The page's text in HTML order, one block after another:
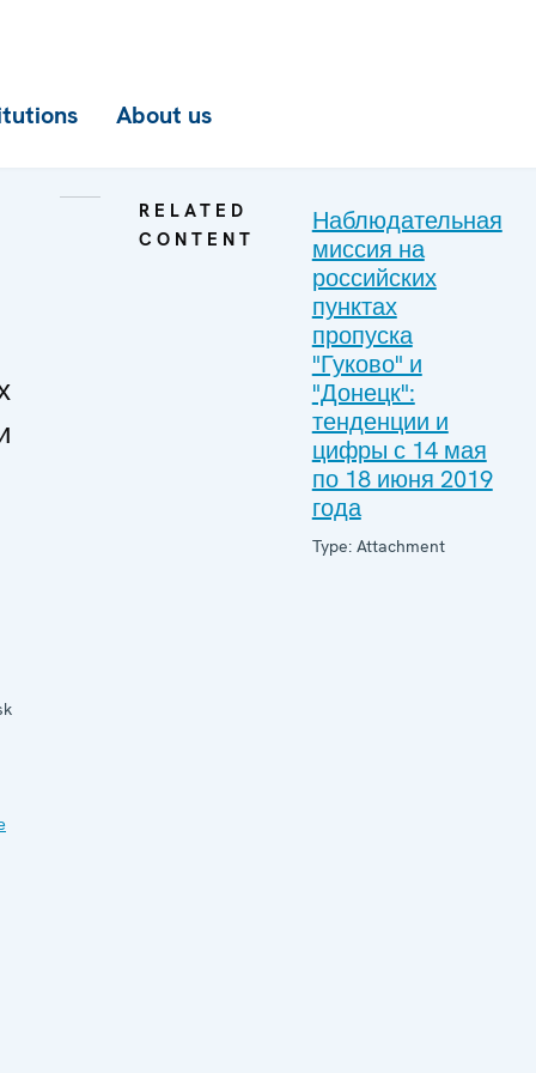
About us
RELATED
CONTENT
Наблюдательная
миссия на
российских
пунктах
пропуска
"Гуково" и
"Донецк":
тенденции и
цифры с 14 мая
по 18 июня 2019
года
Type: Attachment